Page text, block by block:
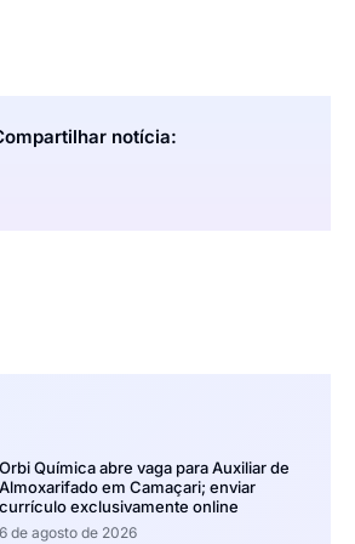
notícia:
Orbi Química abre vaga para Auxiliar de
Almoxarifado em Camaçari; enviar
currículo exclusivamente online
6 de agosto de 2026